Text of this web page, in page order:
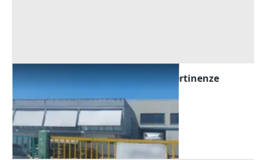
Asta Capannone industriale con pertinenze
Vasto
626.250 €
28/09/2026